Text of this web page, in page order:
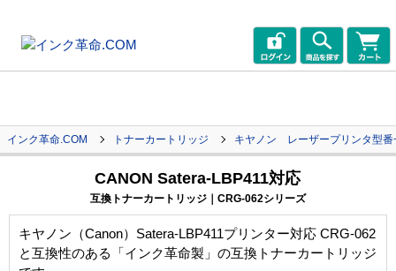
インク革命.COM トナーカートリッジ キヤノン レーザープリンタ型番
CANON Satera-LBP411対応
互換トナーカートリッジ｜CRG-062シリーズ
キヤノン（Canon）Satera-LBP411プリンター対応 CRG-062
と互換性のある「インク革命製」の互換トナーカートリッジ